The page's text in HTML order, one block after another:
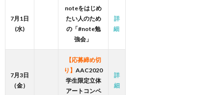
7月1日
(水)
noteをはじめ
たい人のため
の「#note勉
強会」
詳
細
7月3日
（金）
【応募締め切
り】 AAC2020
学生限定立体
アートコンペ
詳
細